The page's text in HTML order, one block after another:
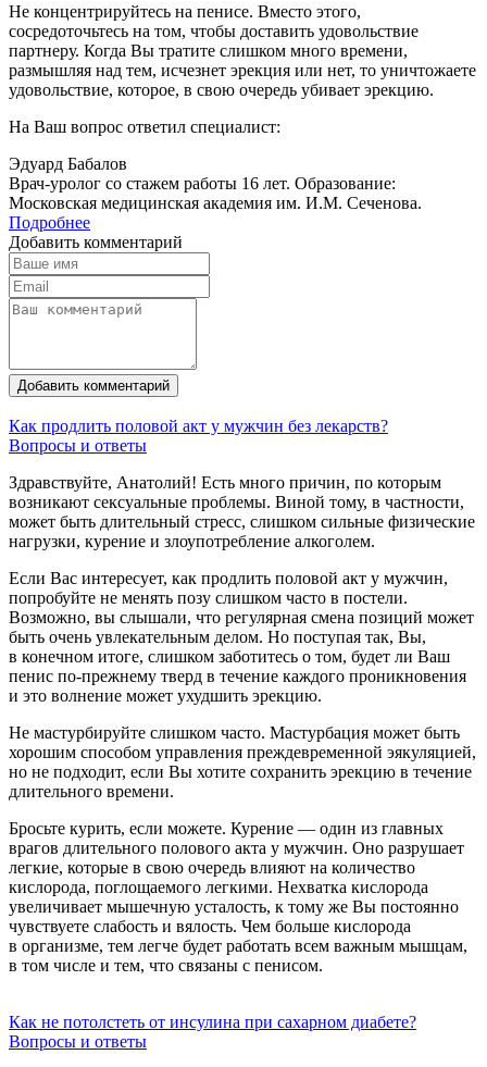
Не концентрируйтесь на пенисе. Вместо этого,
сосредоточьтесь на том, чтобы доставить удовольствие
партнеру. Когда Вы тратите слишком много времени,
размышляя над тем, исчезнет эрекция или нет, то уничтожаете
удовольствие, которое, в свою очередь убивает эрекцию.
На Ваш вопрос ответил специалист:
Эдуард Бабалов
Врач-уролог со стажем работы 16 лет. Образование:
Московская медицинская академия им. И.М. Сеченова.
Подробнее
Добавить комментарий
Добавить комментарий
Как продлить половой акт у мужчин без лекарств?
Вопросы и ответы
Здравствуйте, Анатолий! Есть много причин, по которым
возникают сексуальные проблемы. Виной тому, в частности,
может быть длительный стресс, слишком сильные физические
нагрузки, курение и злоупотребление алкоголем.
Если Вас интересует, как продлить половой акт у мужчин,
попробуйте не менять позу слишком часто в постели.
Возможно, вы слышали, что регулярная смена позиций может
быть очень увлекательным делом. Но поступая так, Вы,
в конечном итоге, слишком заботитесь о том, будет ли Ваш
пенис по-прежнему тверд в течение каждого проникновения
и это волнение может ухудшить эрекцию.
Не мастурбируйте слишком часто. Мастурбация может быть
хорошим способом управления преждевременной эякуляцией,
но не подходит, если Вы хотите сохранить эрекцию в течение
длительного времени.
Бросьте курить, если можете. Курение — один из главных
врагов длительного полового акта у мужчин. Оно разрушает
легкие, которые в свою очередь влияют на количество
кислорода, поглощаемого легкими. Нехватка кислорода
увеличивает мышечную усталость, к тому же Вы постоянно
чувствуете слабость и вялость. Чем больше кислорода
в организме, тем легче будет работать всем важным мышцам,
в том числе и тем, что связаны с пенисом.
Как не потолстеть от инсулина при сахарном диабете?
Вопросы и ответы